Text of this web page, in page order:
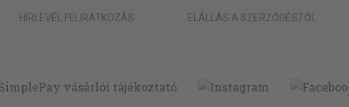
HÍRLEVÉL FELIRATKOZÁS ELÁLLÁS A SZERZŐDÉSTŐL